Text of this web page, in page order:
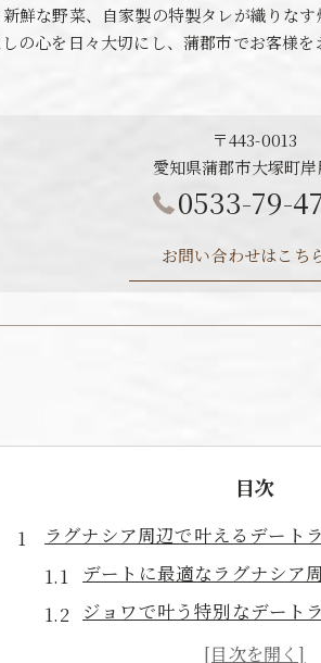
鮮な野菜、自家製の特製タレが織りな
の心を日々大切にし、蒲郡市でお客様を
〒443-0013
愛知県蒲郡市大塚町岸
0533-79-
お問い合わせはこち
目次
ラグナシア周辺で叶えるデート
デートに最適なラグナシア
ジョワで叶う特別なデート
愛知県蒲郡市で味わう焼肉